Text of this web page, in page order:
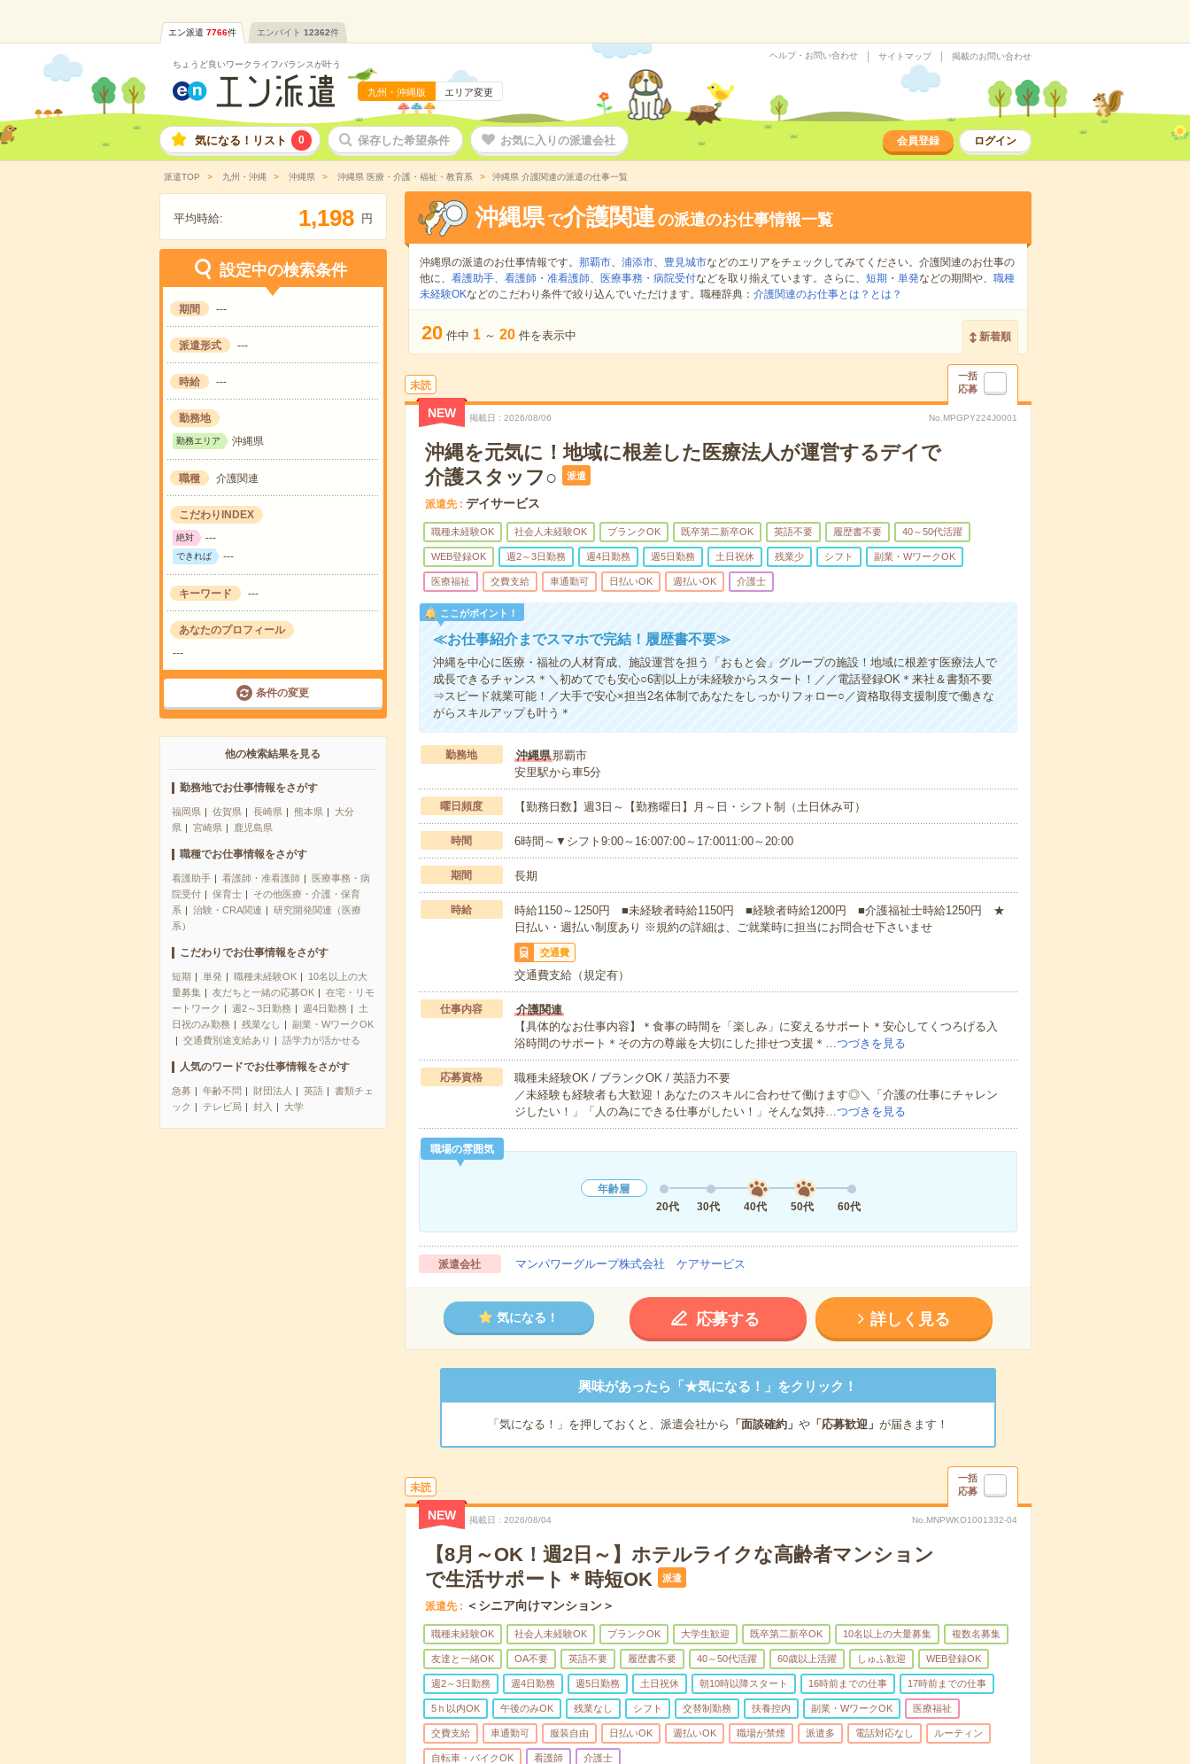
エン派遣 7766件 エンバイト 12362件
ちょうど良いワークライフバランスが叶う
九州・沖縄版 エリア変更
ヘルプ・お問い合わせ サイトマップ 掲載のお問い合わせ
気になる！リスト 0 保存した希望条件 お気に入りの派遣会社 会員登録 ログイン
派遣TOP 九州・沖縄 沖縄県 沖縄県 医療・介護・福祉・教育系 沖縄県 介護関連の派遣の仕事一覧
平均時給: 1,198 円
設定中の検索条件
期間 ---
派遣形式 ---
時給 ---
勤務地
勤務エリア 沖縄県
職種 介護関連
こだわりINDEX
絶対 ---
できれば ---
キーワード ---
あなたのプロフィール
---
条件の変更
他の検索結果を見る
勤務地でお仕事情報をさがす
福岡県 佐賀県 長崎県 熊本県
大分
県
宮崎県 鹿児島県
職種でお仕事情報をさがす
看護助手 看護師・准看護師
医療事務・病
院受付
保育士
その他医療・介護・保育
系
治験・CRA関連
研究開発関連（医療
系）
こだわりでお仕事情報をさがす
短期 単発 職種未経験OK
10名以上の大
量募集
友だちと一緒の応募OK
在宅・リモ
ートワーク
週2～3日勤務 週4日勤務
土
日祝のみ勤務
残業なし
副業・WワークOK
交通費別途支給あり
語学力が活かせる
人気のワードでお仕事情報をさがす
急募 年齢不問 財団法人 英語
書類チェ
ック
テレビ局 封入 大学
沖縄県 で介護関連の派遣のお仕事情報一覧
沖縄県の派遣のお仕事情報です。 那覇市、 浦添市、 豊見城市などのエリアをチェックしてみてください。介護関連のお仕事の
他に、 看護助手、 看護師・准看護師、 医療事務・病院受付などを取り揃えています。さらに、 短期 ・ 単発などの期間や、 職種
未経験OKなどのこだわり条件で絞り込んでいただけます。職種辞典： 介護関連のお仕事とは？とは？
20 件中 1 ～ 20 件を表示中 新着順
未読
一括
応募
NEW 掲載日 2026/08/06 No.MPGPY224J0001
沖縄を元気に！地域に根差した医療法人が運営するデイで
介護スタッフ○
派遣
派遣先 デイサービス
職種未経験OK 社会人未経験OK ブランクOK 既卒第二新卒OK 英語不要 履歴書不要 40～50代活躍
WEB登録OK 週2～3日勤務 週4日勤務 週5日勤務 土日祝休 残業少 シフト 副業・WワークOK
医療福祉 交費支給 車通勤可 日払いOK 週払いOK 介護士
ここがポイント！
≪お仕事紹介までスマホで完結！履歴書不要≫
沖縄を中心に医療・福祉の人材育成、施設運営を担う「おもと会」グループの施設！地域に根差す医療法人で
成長できるチャンス＊＼初めてでも安心○6割以上が未経験からスタート！／／電話登録OK＊来社＆書類不要
⇒スピード就業可能！／大手で安心×担当2名体制であなたをしっかりフォロー○／資格取得支援制度で働きな
がらスキルアップも叶う＊
勤務地 沖縄県那覇市
安里駅から車5分
曜日頻度 【勤務日数】週3日～【勤務曜日】月～日・シフト制（土日休み可）
時間 6時間～▼シフト9:00～16:007:00～17:0011:00～20:00
期間 長期
時給
時給1150～1250円 ■未経験者時給1150円 ■経験者時給1200円 ■介護福祉士時給1250円 ★
日払い・週払い制度あり ※規約の詳細は、ご就業時に担当にお問合せ下さいませ
交通費
交通費支給（規定有）
仕事内容
介護関連
【具体的なお仕事内容】＊食事の時間を「楽しみ」に変えるサポート＊安心してくつろげる入
浴時間のサポート＊その方の尊厳を大切にした排せつ支援＊…つづきを見る
応募資格
職種未経験OK / ブランクOK / 英語力不要
／未経験も経験者も大歓迎！あなたのスキルに合わせて働けます◎＼「介護の仕事にチャレン
ジしたい！」「人の為にできる仕事がしたい！」そんな気持…つづきを見る
職場の雰囲気
年齢層
20代
30代 40代 50代 60代
派遣会社 マンパワーグループ株式会社 ケアサービス
気になる！ 応募する 詳しく見る
興味があったら「★気になる！」をクリック！
「気になる！」を押しておくと、派遣会社から 「面談確約」 や「応募歓迎」 が届きます！
未読
一括
応募
NEW 掲載日 2026/08/04 No.MNPWKO1001332-04
【8月～OK！週2日～】ホテルライクな高齢者マンション
で生活サポート＊時短OK
派遣
派遣先 ＜シニア向けマンション＞
職種未経験OK 社会人未経験OK ブランクOK 大学生歓迎 既卒第二新卒OK 10名以上の大量募集 複数名募集
友達と一緒OK OA不要 英語不要 履歴書不要 40～50代活躍 60歳以上活躍 しゅふ歓迎 WEB登録OK
週2～3日勤務 週4日勤務 週5日勤務 土日祝休 朝10時以降スタート 16時前までの仕事 17時前までの仕事
5ｈ以内OK 午後のみOK 残業なし シフト 交替制勤務 扶養控内 副業・WワークOK 医療福祉
交費支給 車通勤可 服装自由 日払いOK 週払いOK 職場が禁煙 派遣多 電話対応なし ルーティン
自転車・バイクOK 看護師 介護士